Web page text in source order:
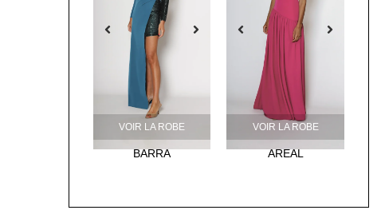
VOIR LA ROBE
BARRA
VOIR LA ROBE
AREAL